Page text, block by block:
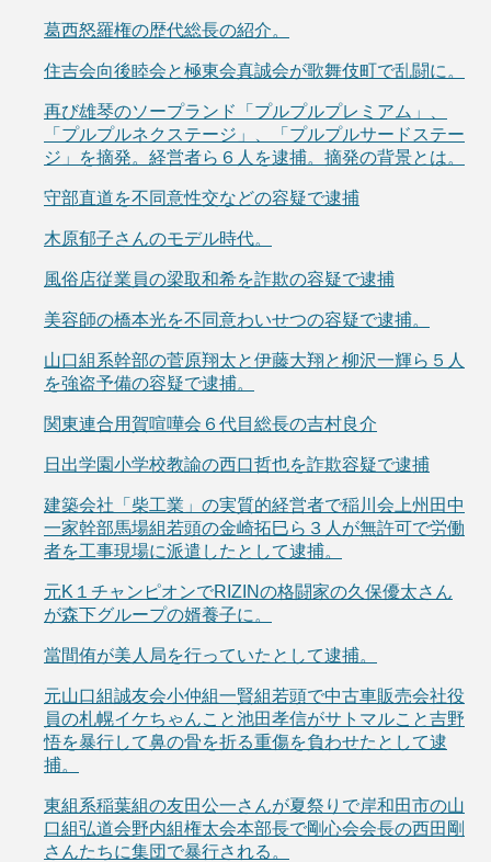
葛西怒羅権の歴代総長の紹介。
住吉会向後睦会と極東会真誠会が歌舞伎町で乱闘に。
再び雄琴のソープランド「プルプルプレミアム」、
「プルプルネクステージ」、「プルプルサードステー
ジ」を摘発。経営者ら６人を逮捕。摘発の背景とは。
守部直道を不同意性交などの容疑で逮捕
木原郁子さんのモデル時代。
風俗店従業員の梁取和希を詐欺の容疑で逮捕
美容師の橋本光を不同意わいせつの容疑で逮捕。
山口組系幹部の菅原翔太と伊藤大翔と柳沢一輝ら５人
を強盗予備の容疑で逮捕。
関東連合用賀喧嘩会６代目総長の吉村良介
日出学園小学校教諭の西口哲也を詐欺容疑で逮捕
建築会社「柴工業」の実質的経営者で稲川会上州田中
一家幹部馬場組若頭の金崎拓巳ら３人が無許可で労働
者を工事現場に派遣したとして逮捕。
元K１チャンピオンでRIZINの格闘家の久保優太さん
が森下グループの婿養子に。
當間侑が美人局を行っていたとして逮捕。
元山口組誠友会小仲組一賢組若頭で中古車販売会社役
員の札幌イケちゃんこと池田孝信がサトマルこと吉野
悟を暴行して鼻の骨を折る重傷を負わせたとして逮
捕。
東組系稲葉組の友田公一さんが夏祭りで岸和田市の山
口組弘道会野内組権太会本部長で剛心会会長の西田剛
さんたちに集団で暴行される。